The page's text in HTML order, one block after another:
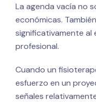
La agenda vacía no
económicas.
significativamente al
profesional.
Cuando un
esfuerzo en un
señales